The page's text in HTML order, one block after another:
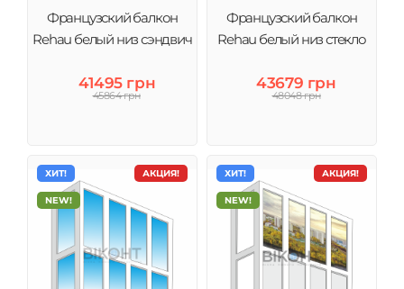
Французское остекление лоджий и балконов под
ключ. Замер, проэктировка, изготовление и
установка. Гарантийное и послегарантийное
Французский балкон
Rehau белый низ сэндвич
41495 грн
45864 грн
Французский балкон
Rehau белый низ стекло
43679 грн
48048 грн
АКЦИЯ!
ХИТ!
NEW!
АКЦИЯ!
ХИТ!
NEW!